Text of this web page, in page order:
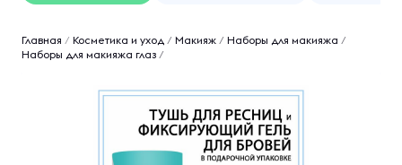
Главная / Косметика и уход / Макияж / Наборы для макияжа /
Наборы для макияжа глаз /